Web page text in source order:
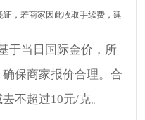
，若商家因此收取手续费，建
于当日国际金价，所
保商家报价合理。合
不超过10元/克。